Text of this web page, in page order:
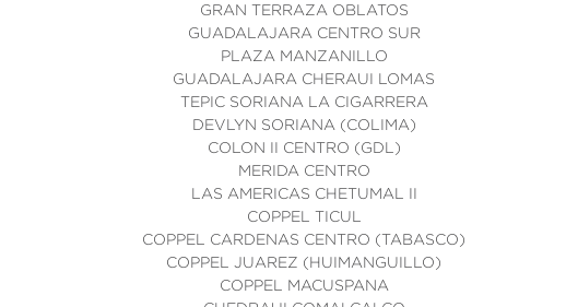
GRAN TERRAZA OBLATOS
GUADALAJARA CENTRO SUR
PLAZA MANZANILLO
GUADALAJARA CHERAUI LOMAS
TEPIC SORIANA LA CIGARRERA
DEVLYN SORIANA (COLIMA)
COLON II CENTRO (GDL)
MERIDA CENTRO
LAS AMERICAS CHETUMAL II
COPPEL TICUL
COPPEL CARDENAS CENTRO (TABASCO)
COPPEL JUAREZ (HUIMANGUILLO)
COPPEL MACUSPANA